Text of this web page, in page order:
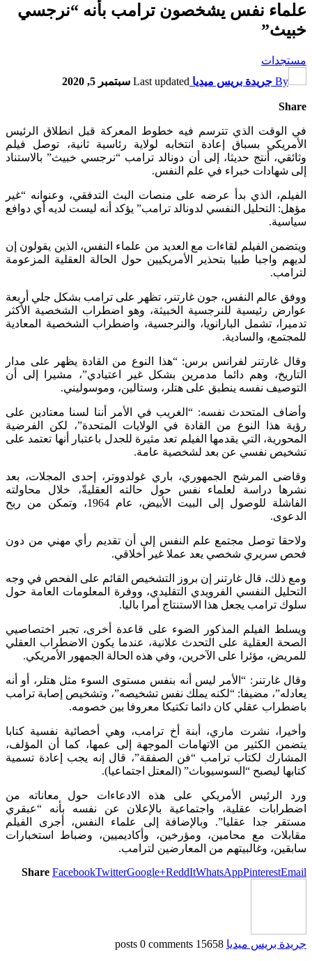
علماء نفس يشخصون ترامب بأنه “نرجسي
خبيث”
مستجدات
By جريدة بريس ميديا Last updated سبتمبر 5, 2020
Share
في الوقت الذي تترسم فيه خطوط المعركة قبل انطلاق الرئيس
الأمريكي بسباق إعادة انتخابه لولاية رئاسية ثانية، توصل فيلم
وثائقي، أنتج حديثا، إلى أن دونالد ترامب “نرجسي خبيث” بالاستناد
إلى شهادات خبراء في علم النفس.
الفيلم، الذي بدأ عرضه على منصات البث التدفقي، وعنوانه “غير
مؤهل: التحليل النفسي لدونالد ترامب” يؤكد أنه ليست لديه أي دوافع
سياسية.
ويتضمن الفيلم لقاءات مع العديد من علماء النفس، الذين يقولون إن
لديهم واجبا طبيا بتحذير الأمريكيين حول الحالة العقلية المزعومة
لترامب.
ووفق عالم النفس، جون غارتنر، تظهر على ترامب بشكل جلي أربعة
عوارض رئيسية للنرجسية الخبيثة، وهو اضطراب الشخصية الأكثر
تدميرا، تشمل البارانويا، والنرجسية، واضطراب الشخصية المعادية
للمجتمع، والسادية.
وقال غارتنر لفرانس برس: “هذا النوع من القادة يظهر على مدار
التاريخ، وهم دائما مدمرين بشكل غير اعتيادي”، مشيرا إلى أن
التوصيف نفسه ينطبق على هتلر، وستالين، وموسوليني.
وأضاف المتحدث نفسه: “الغريب في الأمر أننا لسنا معتادين على
رؤية هذا النوع من القادة في الولايات المتحدة”، لكن الفرضية
المحورية، التي يقدمها الفيلم تعد مثيرة للجدل باعتبار أنها تعتمد على
تشخيص نفسي عن بعد لشخصية عامة.
وقاضى المرشح الجمهوري، باري غولدووتر، إحدى المجلات، بعد
نشرها دراسة لعلماء نفس حول حالته العقليةّ، خلال محاولته
الفاشلة للوصول إلى البيت الأبيض، عام 1964، وتمكن من ربح
الدعوى.
ولاحقا توصل مجتمع علم النفس إلى أن تقديم رأي مهني من دون
فحص سريري شخصي يعد عملا غير أخلاقي.
ومع ذلك، قال غارتنر إن بروز التشخيص القائم على الفحص في وجه
التحليل النفسي الفرويدي التقليدي، ووفرة المعلومات العامة حول
سلوك ترامب يجعل هذا الاستنتاج أمرا باليا.
ويسلط الفيلم المذكور الضوء على قاعدة أخرى، تجبر اختصاصيي
الصحة العقلية على التحدث علانية، عندما يكون الاضطراب العقلي
للمريض، مؤئرا على الآخرين، وفي هذه الحالة الجمهور الأمريكي.
وقال غارتنر: “الأمر ليس أنه بنفس مستوى السوء مثل هتلر، أو أنه
يعادله”، مضيفا: “لكنه يملك نفس تشخيصه”، وتشخيص إصابة ترامب
باضطراب عقلي كان دائما تكتيكا معروفا بين خصومه.
وأخيرا، نشرت ماري، أبنة أخ ترامب، وهي أخصائية نفسية كتابا
يتضمن الكثير من الاتهامات الموجهة إلى عمها، كما أن المؤلف،
المشارك لكتاب ترامب “فن الصفقة”، قال إنه يجب إعادة تسمية
كتابها ليصبح “السوسيوباث” (المعتل اجتماعيا).
ورد الرئيس الأمريكي على هذه الادعاءات حول معاناته من
اضطرابات عقلية، واجتماعية بالإعلان عن نفسه بأنه “عبقري
مستقر جدا عقليا”. وبالإضافة إلى علماء النفس، أجرى الفيلم
مقابلات مع محامين، ومؤرخين، وأكاديميين، وضباط استخبارات
سابقين، وغالبيتهم من المعارضين لترامب.
Share FacebookTwitterGoogle+ReddItWhatsAppPinterestEmail
جريدة بريس ميديا 15658 posts
0 comments